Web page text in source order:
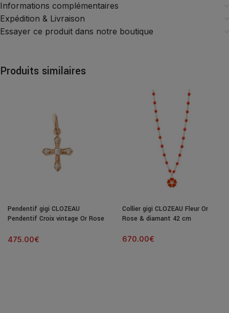
Informations complémentaires
Expédition & Livraison
Essayer ce produit dans notre boutique
Produits similaires
Pendentif gigi CLOZEAU
Pendentif Croix vintage Or Rose
475.00€
Collier gigi CLOZEAU Fleur Or
Rose & diamant 42 cm
670.00€